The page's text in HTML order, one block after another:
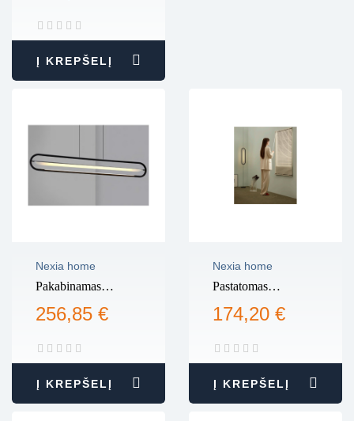
Į KREPŠELĮ
Nexia home
Pakabinamas
31125, 2700K
256,85 €
Į KREPŠELĮ
Nexia home
Pastatomas
31130, 2700K
174,20 €
Į KREPŠELĮ